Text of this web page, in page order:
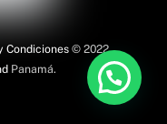
Condiciones© 2022.
Panamá.